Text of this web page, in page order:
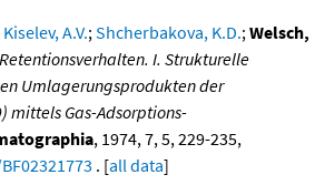
Kiselev, A.V.;Shcherbakova, K.D.;Welsch,
I. Strukturelle
Umlagerungsprodukten der
mittels Gas-Adsorptions-
, 1974, 7, 5, 229-235,
. [all data]